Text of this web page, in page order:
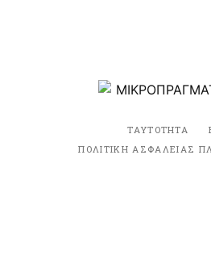
ΤΑΥΤΟΤΗΤΑ
ΠΟΛΙΤΙΚΗ ΑΣΦΑΛΕΙΑΣ